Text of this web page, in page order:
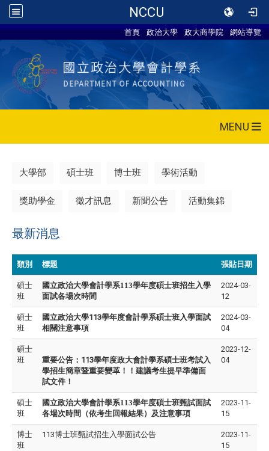
NCCU
首頁 政治大學 政大商學院 網站導覽
MENU
大學部 碩士班 博士班 學術活動
獎助學金 徵才訊息 新聞公告 活動集錦
最新消息
類別 標題 張貼日期
碩士
班
國立政治大學會計學系113學年度碩士班招生入學
面試各場次時間
2024-03-
12
碩士
班
國立政治大學113學年度會計學系碩士班入學面試
相關注意事項
2024-03-
04
碩士
班
重要公告：113學年度政大會計學系碩士班考試入
學招生簡章暨重要變革！！建議考生提早準備面
試文件！
2023-12-
04
碩士
班
國立政治大學會計學系113學年度碩士班甄試面試
各場次時間（依考生回報結果）及注意事項
2023-11-
15
博士
班
113博士班甄試招生入學面試公告
2023-11-
15